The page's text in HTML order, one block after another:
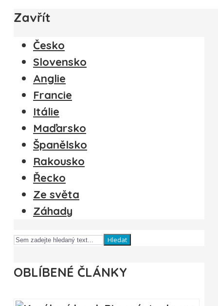
Zavřít
Česko
Slovensko
Anglie
Francie
Itálie
Maďarsko
Španělsko
Rakousko
Řecko
Ze světa
Záhady
Hledat
OBLÍBENÉ ČLÁNKY